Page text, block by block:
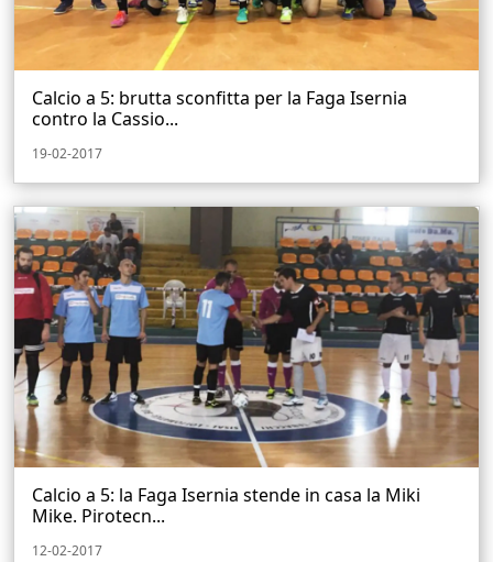
Calcio a 5: brutta sconfitta per la Faga Isernia
contro la Cassio...
19-02-2017
Calcio a 5: la Faga Isernia stende in casa la Miki
Mike. Pirotecn...
12-02-2017